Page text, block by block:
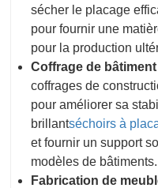
sécher le placage
pour fournir une
pour la production
Coffrage de bâtiment
coffrages de
pour améliorer sa
brillantséchoirs à
et fournir un support
modèles de bâtiments.
Fabrication de